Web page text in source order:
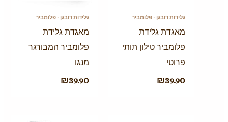
גלידות דובגן - פלומביר
מאגדת גלידת
פלומביר טילון תותי
פרוטי
₪39.90
גלידות דובגן - פלומביר
מאגדת גלידת
פלומביר המבורגר
מנגו
₪39.90